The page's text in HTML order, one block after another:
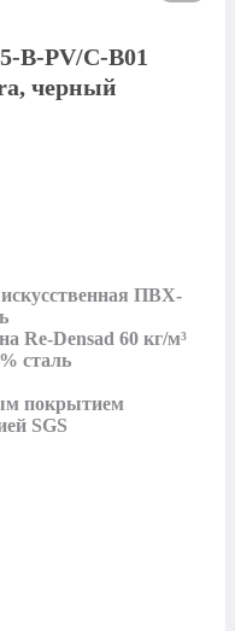
B-PV/C-B01
черный
ПВХ-
Re-Densad 60 кг/м³
сталь
покрытием
SGS